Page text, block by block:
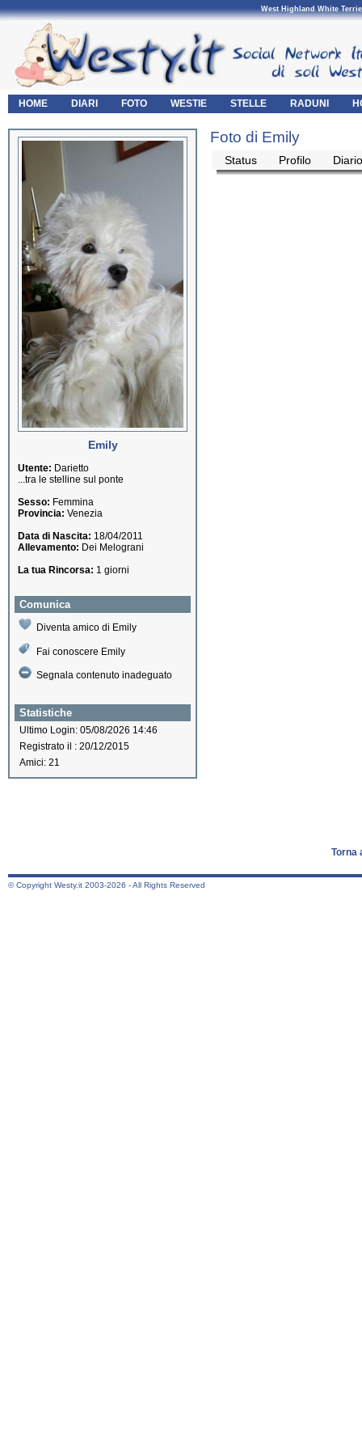
West Highland White
HOME DIARI FOTO WESTIE STELLE RADUNI
Emily
Utente: Darietto
...tra le stelline sul ponte
Sesso: Femmina
Provincia: Venezia
Data di Nascita: 18/04/2011
Allevamento: Dei Melograni
La tua Rincorsa: 1 giorni
Comunica
Diventa amico di Emily
Fai conoscere Emily
Segnala contenuto inadeguato
Statistiche
Ultimo Login: 05/08/2026 14:46
Registrato il : 20/12/2015
Amici: 21
Foto di Emily
Status Profilo Diario
Torna
© Copyright Westy.it 2003-2026 - All Rights Reserved